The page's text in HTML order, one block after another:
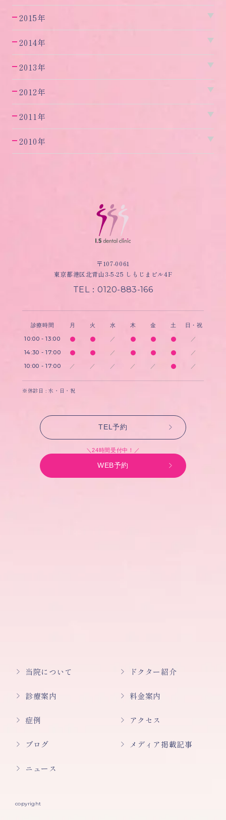
2015年
2014年
2013年
2012年
2011年
2010年
〒107-0061
東京都港区北青山3-5-25 しもじまビル4F
TEL：0120-883-166
診療時間 月 火 水 木 金 土 日・祝
10:00 - 13:00 ／ ／
14:30 - 17:00 ／ ／
10:00 - 17:00 ／ ／ ／ ／ ／ ／
※休診日 : 水・日・祝
TEL予約
＼24時間受付中！／
WEB予約
当院について ドクター紹介
診療案内 料金案内
症例 アクセス
ブログ メディア掲載記事
ニュース
copyright